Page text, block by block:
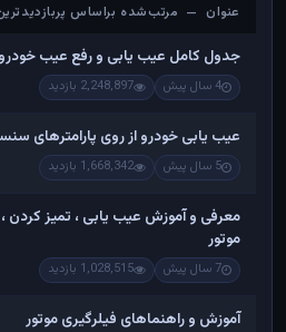
عنوان — مرتب‌شده براساس
عنوان — مرتب‌شده براساس پربازدیدترین
جدول کامل عیب یابی و رفع عیب خودرو
4 سال پیش 2,248,897 بازدید
عیب یابی خودرو از روی پارامترهای
5 سال پیش 1,668,342 بازدید
معرفی و آموزش عیب یابی ، تمیز کردن ،
موتور
7 سال پیش 1,028,515 بازدید
آموزش و راهنماهای فیلرگیری موتور